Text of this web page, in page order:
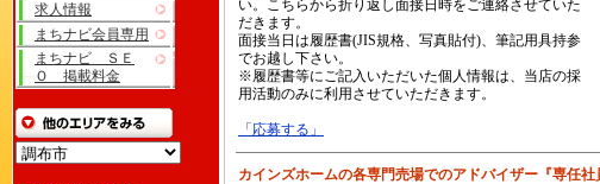
求人情報
まちナビ会員専用
まちナビ ＳＥ
Ｏ 掲載料金
い。こちらから折り返し面接日時をご連絡させていた
だきます。
面接当日は履歴書(JIS規格、写真貼付)、筆記用具持参
でお越し下さい。
※履歴書等にご記入いただいた個人情報は、当店の採
用活動のみに利用させていただきます。
「応募する」
カインズホームの各専門売場でのアドバイザー『専任社